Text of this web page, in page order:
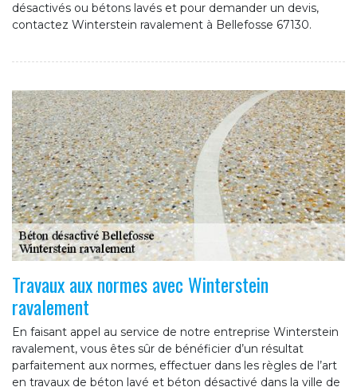
désactivés ou bétons lavés et pour demander un devis,
contactez Winterstein ravalement à Bellefosse 67130.
Travaux aux normes avec Winterstein
ravalement
En faisant appel au service de notre entreprise Winterstein
ravalement, vous êtes sûr de bénéficier d’un résultat
parfaitement aux normes, effectuer dans les règles de l’art
en travaux de béton lavé et béton désactivé dans la ville de